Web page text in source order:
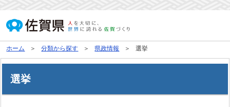
ホーム 分類から探す 県政情報 選挙
選挙